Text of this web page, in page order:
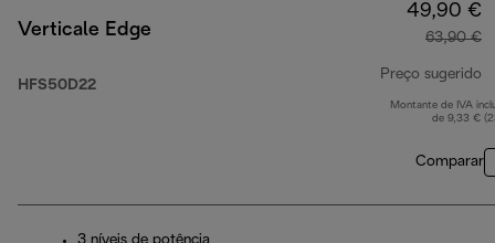
Verticale Edge
HFS50D22
49,90 €
63,90 €
Preço sugerido
Montante de IVA
de 9,33 €
Comparar